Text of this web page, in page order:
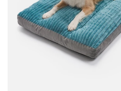
na
stronie
produktu